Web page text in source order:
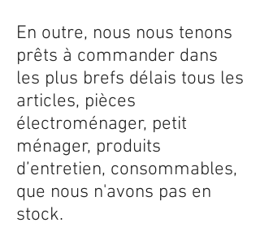
En outre, nous nous tenons
prêts à commander dans
les plus brefs délais tous les
articles, pièces
électroménager, petit
ménager, produits
d’entretien, consommables,
que nous n'avons pas en
stock.